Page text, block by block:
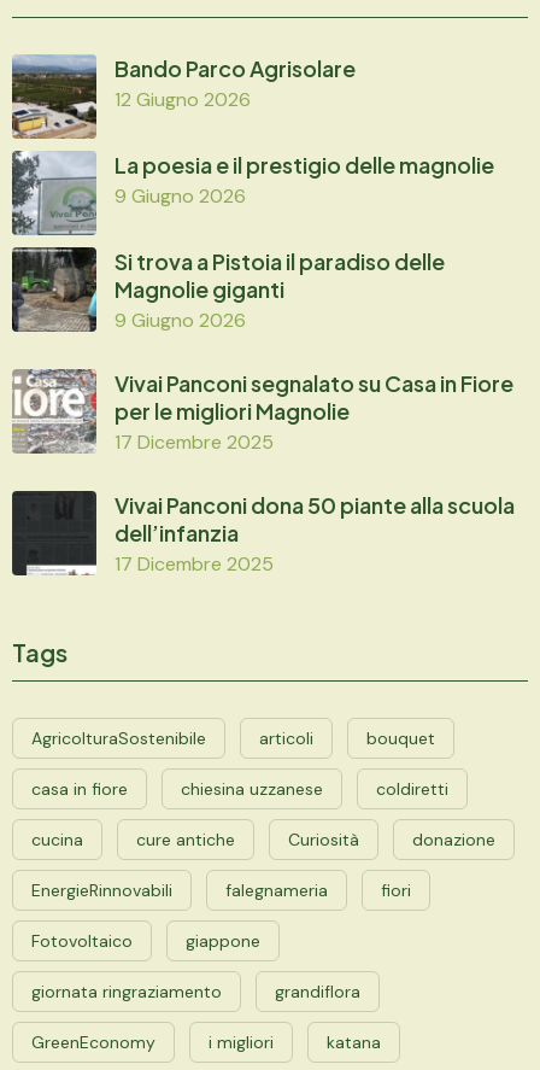
Bando Parco Agrisolare
12 Giugno 2026
La poesia e il prestigio delle magnolie
9 Giugno 2026
Si trova a Pistoia il paradiso delle
Magnolie giganti
9 Giugno 2026
Vivai Panconi segnalato su Casa in Fiore
per le migliori Magnolie
17 Dicembre 2025
Vivai Panconi dona 50 piante alla scuola
dell’infanzia
17 Dicembre 2025
Tags
AgricolturaSostenibile articoli bouquet
casa in fiore chiesina uzzanese coldiretti
cucina cure antiche Curiosità donazione
EnergieRinnovabili falegnameria fiori
Fotovoltaico giappone
giornata ringraziamento grandiflora
GreenEconomy i migliori katana